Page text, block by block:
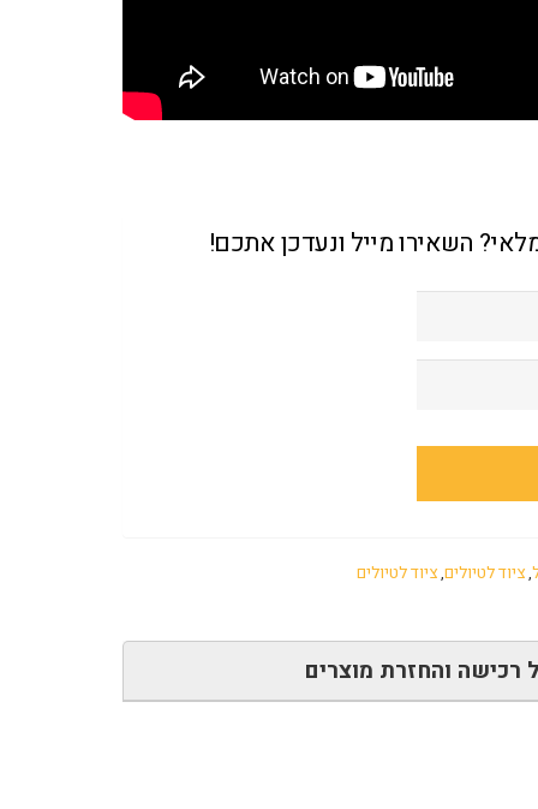
השאירו מייל ונעדכן אתכם!
,ציוד לטיולים,ציוד לטיולים
רכישה והחזרת מוצרים